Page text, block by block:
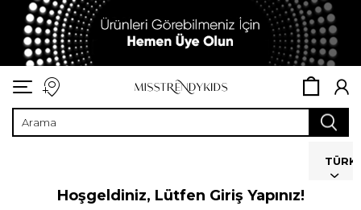
Hoşgeldiniz, Lütfen Giriş Yapınız!